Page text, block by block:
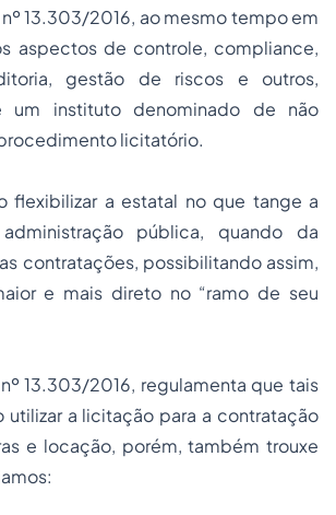
13.303/2016, ao mesmo tempo em
aspectos de controle, compliance,
gestão de riscos e outros,
um instituto denominado de não
licitatório.
flexibilizar a estatal no que tange a
pública, quando da
contratações, possibilitando assim,
e mais direto no “ramo de seu
13.303/2016, regulamenta que tais
utilizar a licitação para a contratação
e locação, porém, também trouxe